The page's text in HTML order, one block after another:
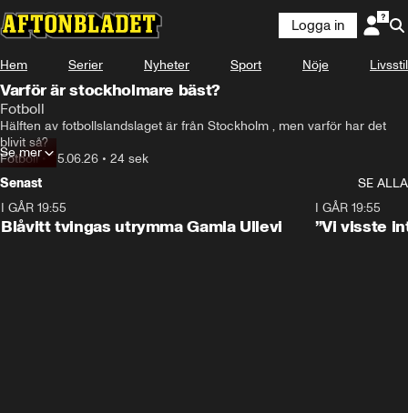
Logga in
Hem Serier Nyheter Sport Nöje Livsstil
Varför är stockholmare bäst?
Fotboll
Hälften av fotbollslandslaget är från Stockholm , men varför har det
Fotboll•25.06.26 • 24 sek
Se mer
Senast
SE ALLA
I GÅR 19:55
Blåvitt tvingas utrymma Gamla Ullevi
I GÅR 19:55
”Vi visste